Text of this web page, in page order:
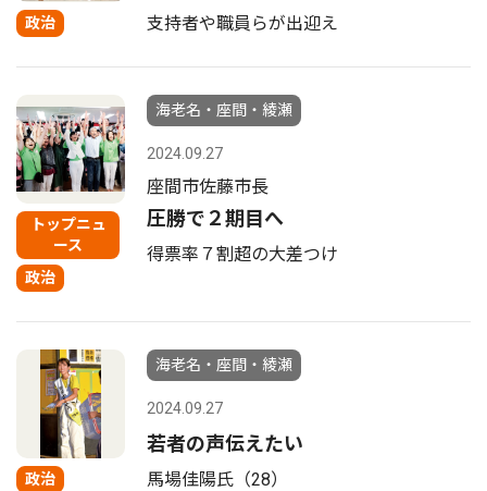
政治 支持者や職員らが出迎え
トップニュ
ース
政治
海老名・座間・綾瀬
2024.09.27
座間市佐藤市長
圧勝で２期目へ
得票率７割超の大差つけ
政治
海老名・座間・綾瀬
2024.09.27
若者の声伝えたい
馬場佳陽氏（28）